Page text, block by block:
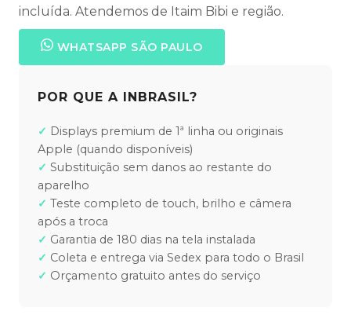
incluída. Atendemos de Itaim Bibi e região.
WHATSAPP SÃO PAULO
POR QUE A INBRASIL?
Displays premium de 1ª linha ou originais
Apple (quando disponíveis)
Substituição sem danos ao restante do
aparelho
Teste completo de touch, brilho e câmera
após a troca
Garantia de 180 dias na tela instalada
Coleta e entrega via Sedex para todo o Brasil
Orçamento gratuito antes do serviço